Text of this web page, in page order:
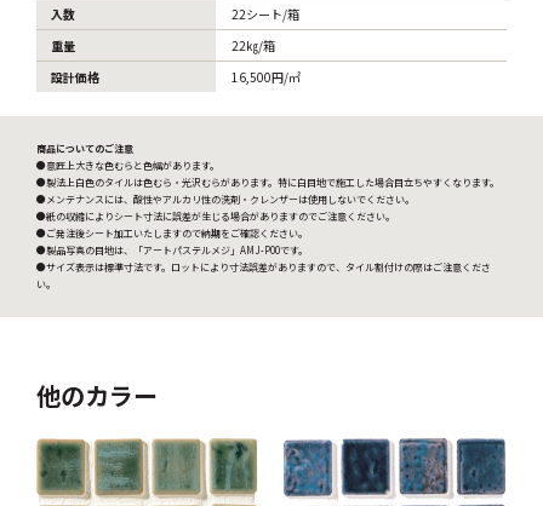
入数
重量
設計価格
22シート/箱
22㎏/箱
16,500円/㎡
商品についてのご注意
●意匠上大きな色むらと色幅があります。
●製法上白色のタイルは色むら・光沢むらがあります。特に白目地で施工した場合目立ちやすくなります。
●メンテナンスには、酸性やアルカリ性の洗剤・クレンザーは使用しないでください。
●紙の収縮によりシート寸法に誤差が生じる場合がありますのでご注意ください。
●ご発注後シート加工いたしますので納期をご確認ください。
●製品写真の目地は、「アートパステルメジ」AMJ-P00です。
●サイズ表示は標準寸法です。ロットにより寸法誤差がありますので、タイル割付けの際はご注意くださ
い。
他のカラー